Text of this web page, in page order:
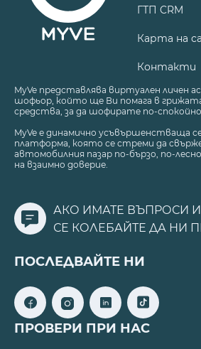
ГТП CRM
Карта на
Контакти
MyVe представлява виртуален личен
шофьор, който ще Ви помага в
средства, за да шофирате по-спокойно.
MyVe е динамично усъвършенстваща
платформа, която се стреми да
автомобилния пазар по-бързо, по-
на взаимно доверие.
АКО ИМАТЕ ВЪПРОСИ
СЕ КОЛЕБАЙТЕ ДА НИ
ПОСЛЕДВАЙТЕ НИ
ПРОВЕРИ ПРИ НАС